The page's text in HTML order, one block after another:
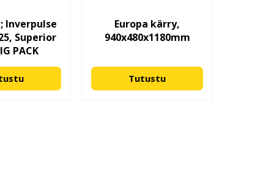
; Inverpulse
Superior
PACK
Europa kärry,
940x480x1180mm
Tutustu